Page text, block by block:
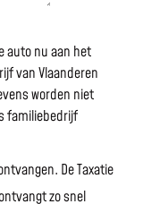
auto nu aan het
van Vlaanderen
worden niet
familiebedrijf
De Taxatie
zo snel